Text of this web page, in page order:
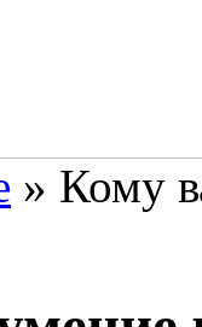
» Кому